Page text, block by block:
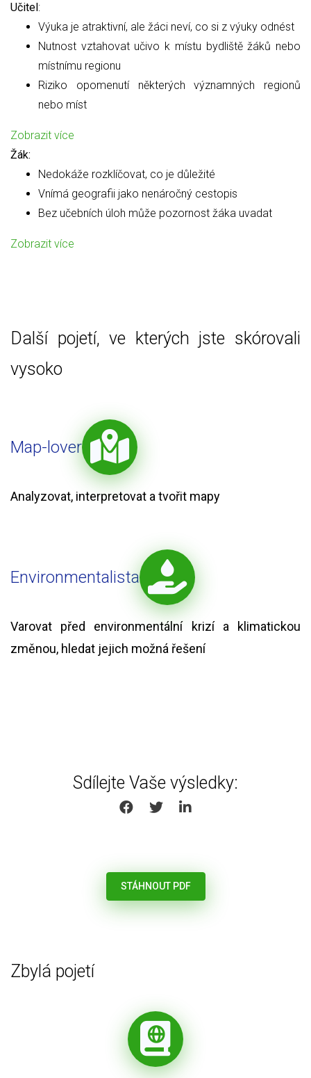
Učitel :
Výuka je atraktivní, ale žáci neví, co si z výuky odnést
Nutnost vztahovat učivo k místu bydliště žáků nebo
místnímu regionu
Riziko opomenutí některých významných regionů
nebo míst
Zobrazit více
Žák:
Nedokáže rozklíčovat, co je důležité
Vnímá geografii jako nenáročný cestopis
Bez učebních úloh může pozornost žáka uvadat
Zobrazit více
Další pojetí, ve kterých jste skórovali
vysoko
Map-lover
Analyzovat, interpretovat a tvořit mapy
Environmentalista
Varovat před environmentální krizí a klimatickou
změnou, hledat jejich možná řešení
Sdílejte Vaše výsledky:
SHARE ON FACEBOOK
SHARE ON TWITTER
SHARE ON LINKEDIN
STÁHNOUT PDF
Zbylá pojetí